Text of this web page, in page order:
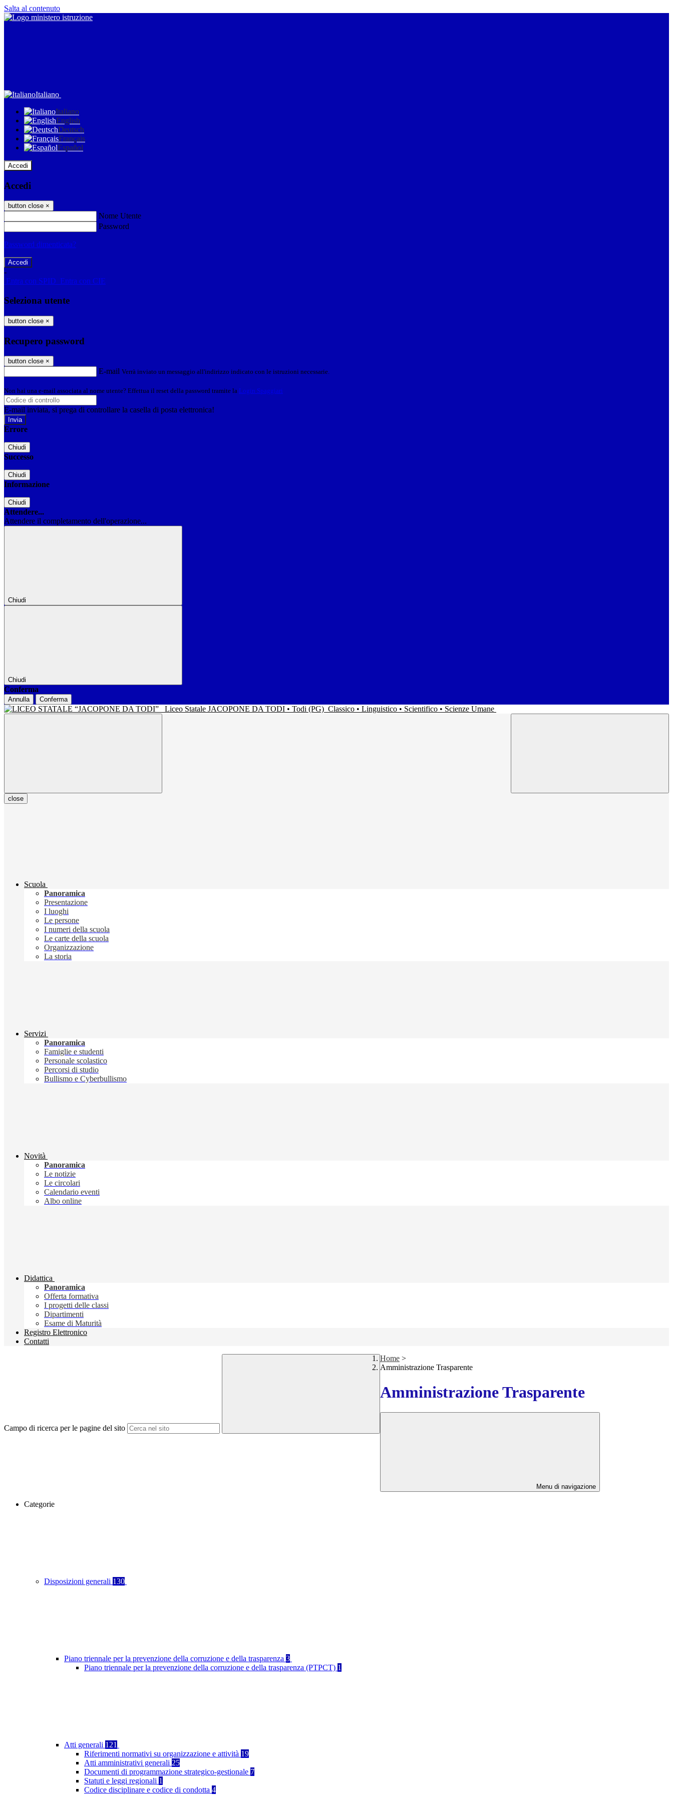
Salta al contenuto
Italiano
Italiano
English
Deutsch
Français
Español
Accedi
Accedi
button close ×
Nome Utente
Password
Password dimenticata?
-
Entra con SPID Entra con CIE
Seleziona utente
button close ×
Recupero password
button close ×
E-mail Verrà inviato un messaggio all'indirizzo indicato con le istruzioni necessarie.
Non hai una e-mail associata al nome utente? Effettua il reset della password tramite la Login Spaggiari
E-mail inviata, si prega di controllare la casella di posta elettronica!
Errore
Chiudi
Successo
Chiudi
Informazione
Chiudi
Attendere...
Attendere il completamento dell'operazione...
Chiudi
Chiudi
Conferma
Annulla Conferma
Liceo Statale JACOPONE DA TODI • Todi (PG) Classico • Linguistico • Scientifico • Scienze Umane
close
Scuola
Panoramica
Presentazione
I luoghi
Le persone
I numeri della scuola
Le carte della scuola
Organizzazione
La storia
Servizi
Panoramica
Famiglie e studenti
Personale scolastico
Percorsi di studio
Bullismo e Cyberbullismo
Novità
Panoramica
Le notizie
Le circolari
Calendario eventi
Albo online
Didattica
Panoramica
Offerta formativa
I progetti delle classi
Dipartimenti
Esame di Maturità
Registro Elettronico
Contatti
Campo di ricerca per le pagine del sito
Home >
Amministrazione Trasparente
Amministrazione Trasparente
Menu di navigazione
Categorie
Disposizioni generali 130
Piano triennale per la prevenzione della corruzione e della trasparenza 3
Piano triennale per la prevenzione della corruzione e della trasparenza (PTPCT) 1
Atti generali 121
Riferimenti normativi su organizzazione e attività 19
Atti amministrativi generali 25
Documenti di programmazione strategico-gestionale 7
Statuti e leggi regionali 1
Codice disciplinare e codice di condotta 4